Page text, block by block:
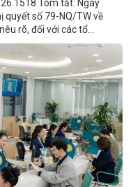
Tóm tắt: Ngày
quyết số 79-NQ/TW về
rõ, đối với các tổ...